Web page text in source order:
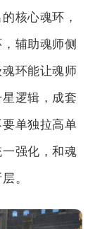
核心魂环，
辅助魂师侧
环能让魂师
逻辑，成套
单独拉高单
强化，和魂
。